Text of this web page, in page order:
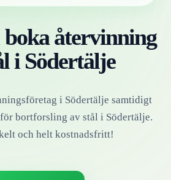
återvinning
i Södertälje
i Södertälje samtidigt
bortforsling av ståli Södertälje.
och helt kostnadsfritt!